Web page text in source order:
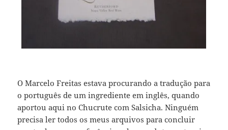
O Marcelo Freitas estava procurando a tradução para
o português de um ingrediente em inglês, quando
aportou aqui no Chucrute com Salsicha. Ninguém
precisa ler todos os meus arquivos para concluir